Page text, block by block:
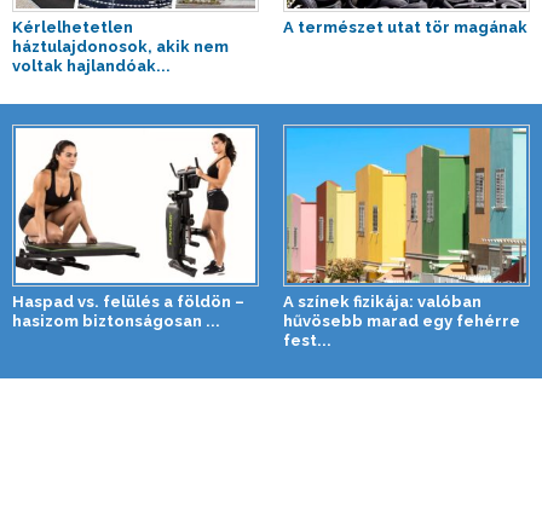
Kérlelhetetlen
háztulajdonosok, akik nem
voltak hajlandóak...
A természet utat tör magának
Haspad vs. felülés a földön –
hasizom biztonságosan ...
A színek fizikája: valóban
hűvösebb marad egy fehérre
fest...